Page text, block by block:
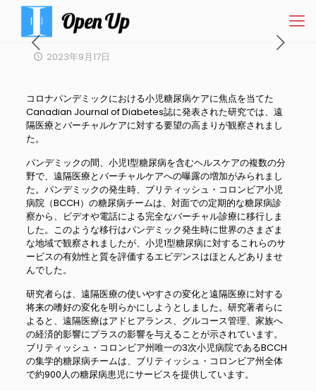
2023年9月17日
コロナパンデミックにおける小児糖尿病ケアに焦点を当てた
Canadian Journal of Diabetes誌に発表された研究では、遠
隔医療とバーチャルケアに対する要望の高まりが観察されまし
た。
パンデミックの間、小児1型糖尿病を含むヘルスケアの複数の分
野で、遠隔医療とバーチャルケアへの曝露の増加がみられまし
た。パンデミックの発生時、ブリティッシュ・コロンビア小児
病院（BCCH）の糖尿病チームは、対面での定期的な糖尿病診
察から、ビデオや電話による完全なバーチャル診療に移行しま
した。このような移行はパンデミック発生時に世界のさまざま
な地域で観察されましたが、小児1型糖尿病に対するこれらのサ
ービスの有効性と質を評価するエビデンスはほとんどありませ
んでした。
研究者らは、遠隔医療の使いやすさの変化と遠隔医療に対する
将来の嗜好の変化を明らかにしようとしました。研究著者らに
よると、遠隔医療はアドヒアランス、グルコース管理、家族へ
の経済的影響にプラスの影響を与えることが示されています。
ブリティッシュ・コロンビア州唯一の3次小児病院であるBCCH
の集学的糖尿病チームは、ブリティッシュ・コロンビア州全体
で約900人の糖尿病患児にサービスを提供しています。